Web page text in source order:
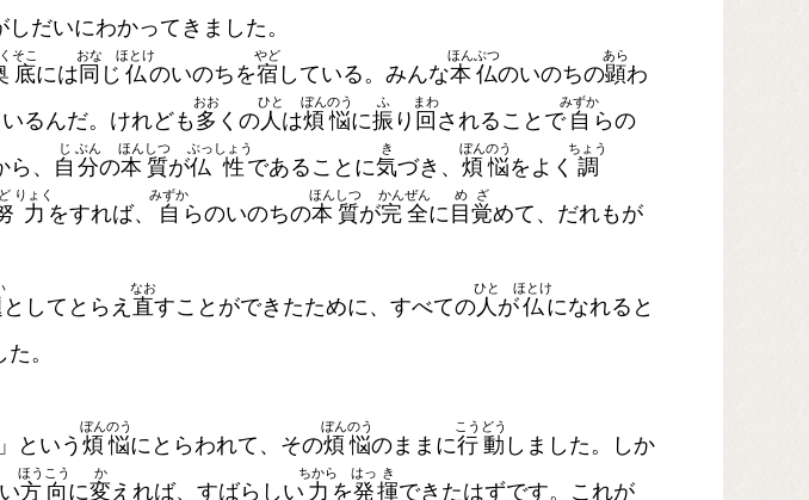
しだいにわかってきました。
底
そこ
には 同
おな
じ 仏
ほとけ
のいのちを宿
やど
している。みんな本
ほん
仏
ぶつ
のいのちの顕
あら
わ
るんだ。けれども多
おお
くの人
ひと
は煩
ぼん
悩
のう
に振
ふ
り 回
まわ
されることで 自
みずか
らの
、 自
じ
分
ぶん
の本
ほん
質
しつ
が仏
ぶっ
性
しょう
であることに気
き
づき、 煩
ぼん
悩
のう
をよく 調
ちょう
ど
力
りょく
をすれば、 自
みずか
らのいのちの本
ほん
質
しつ
が完
かん
全
ぜん
に 目
め
覚
ざ
めて、だれもが
としてとらえ 直
なお
すことができたために、すべての人
ひと
が仏
ほとけ
になれると
。
という 煩
ぼん
悩
のう
にとらわれて、その煩
ぼん
悩
のう
のままに行
こう
動
どう
しました。しか
方
ほう
向
こう
に変
か
えれば、すばらしい 力
ちから
を発
はっ
揮
き
できたはずです。これが